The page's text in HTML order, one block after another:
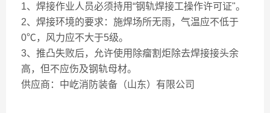
1、焊接作业人员必须持用“钢轨焊接工操作许可证"。
2、焊接环境的要求：施焊场所无雨，气温应不低于
0℃，风力应不大于5级。
3、推凸失败后，允许使用除瘤割炬除去焊接接头余
高，但不应伤及钢轨母材。
供应商：中屹消防装备（山东）有限公司